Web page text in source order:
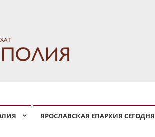
ЯРОСЛАВСКАЯ ЕПАРХИЯ СЕГОДНЯ